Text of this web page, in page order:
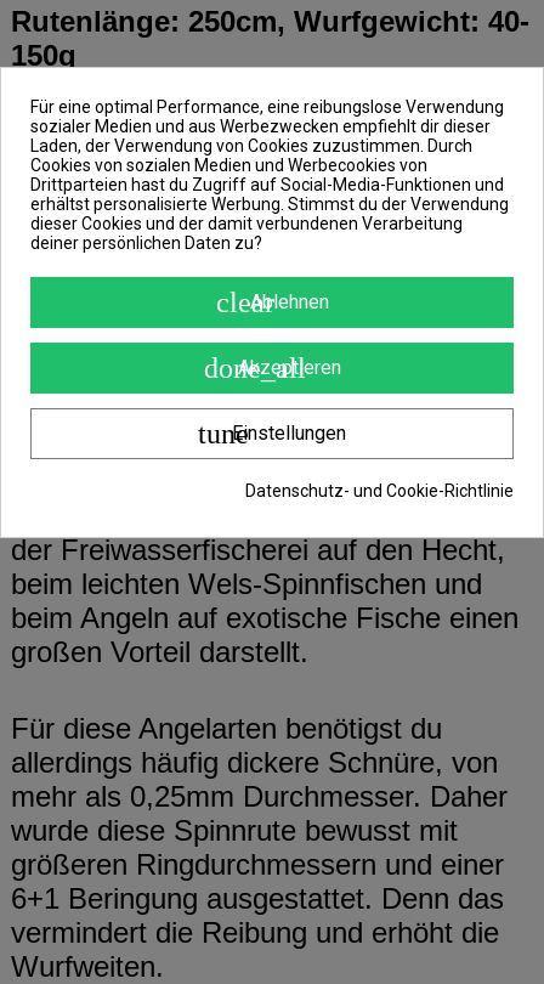
Rutenlänge: 250cm, Wurfgewicht: 40-
150g
Bei der Big Stick, aus dem Hause Zeck
Fishing, handelt es sich um eine dunkle
Spinnrute, mit schönen orangenen
Details.
Da du bis zu einem Wurfgewicht von ca.
150g nicht zwangsläufig zur Baitcast-
Rolle greifen musst, wurde diese
Raubfischrute mit der robusten Fuji
Alconite Beringung, für Stationärrollen,
ausgestattet. Denn mit Stationärrollen
der Freiwasserfischerei auf den Hecht,
beim leichten Wels-Spinnfischen und
beim Angeln auf exotische Fische einen
großen Vorteil darstellt.
Für diese Angelarten benötigst du
allerdings häufig dickere Schnüre, von
mehr als 0,25mm Durchmesser. Daher
wurde diese Spinnrute bewusst mit
größeren Ringdurchmessern und einer
6+1 Beringung ausgestattet. Denn das
vermindert die Reibung und erhöht die
Wurfweiten.
Für eine optimal Performance, eine reibungslose Verwendung
sozialer Medien und aus Werbezwecken empfiehlt dir dieser
Laden, der Verwendung von Cookies zuzustimmen. Durch
Cookies von sozialen Medien und Werbecookies von
Drittparteien hast du Zugriff auf Social-Media-Funktionen und
erhältst personalisierte Werbung. Stimmst du der Verwendung
dieser Cookies und der damit verbundenen Verarbeitung
deiner persönlichen Daten zu?
clearAblehnen
done_all
Akzeptieren
tuneEinstellungen
Datenschutz- und Cookie-Richtlinie